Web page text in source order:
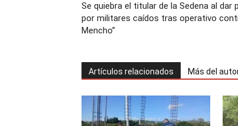
Se quiebra el titular de la Sedena al dar
por militares caídos tras operativo
Mencho”
Artículos relacionados Más del